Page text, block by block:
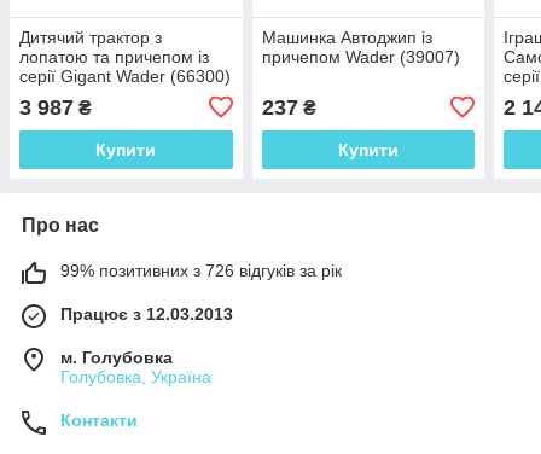
Дитячий трактор з
лопатою та причепом із
серії Gigant Wader (66300)
3 987 ₴
Купити
Машинка Автоджип із
причепом Wader (39007)
237₴
Купити
2
Про нас
99% позитивних з 726 відгуків за рік
Працює з 12.03.2013
м. Голубовка
Голубовка, Україна
Контакти